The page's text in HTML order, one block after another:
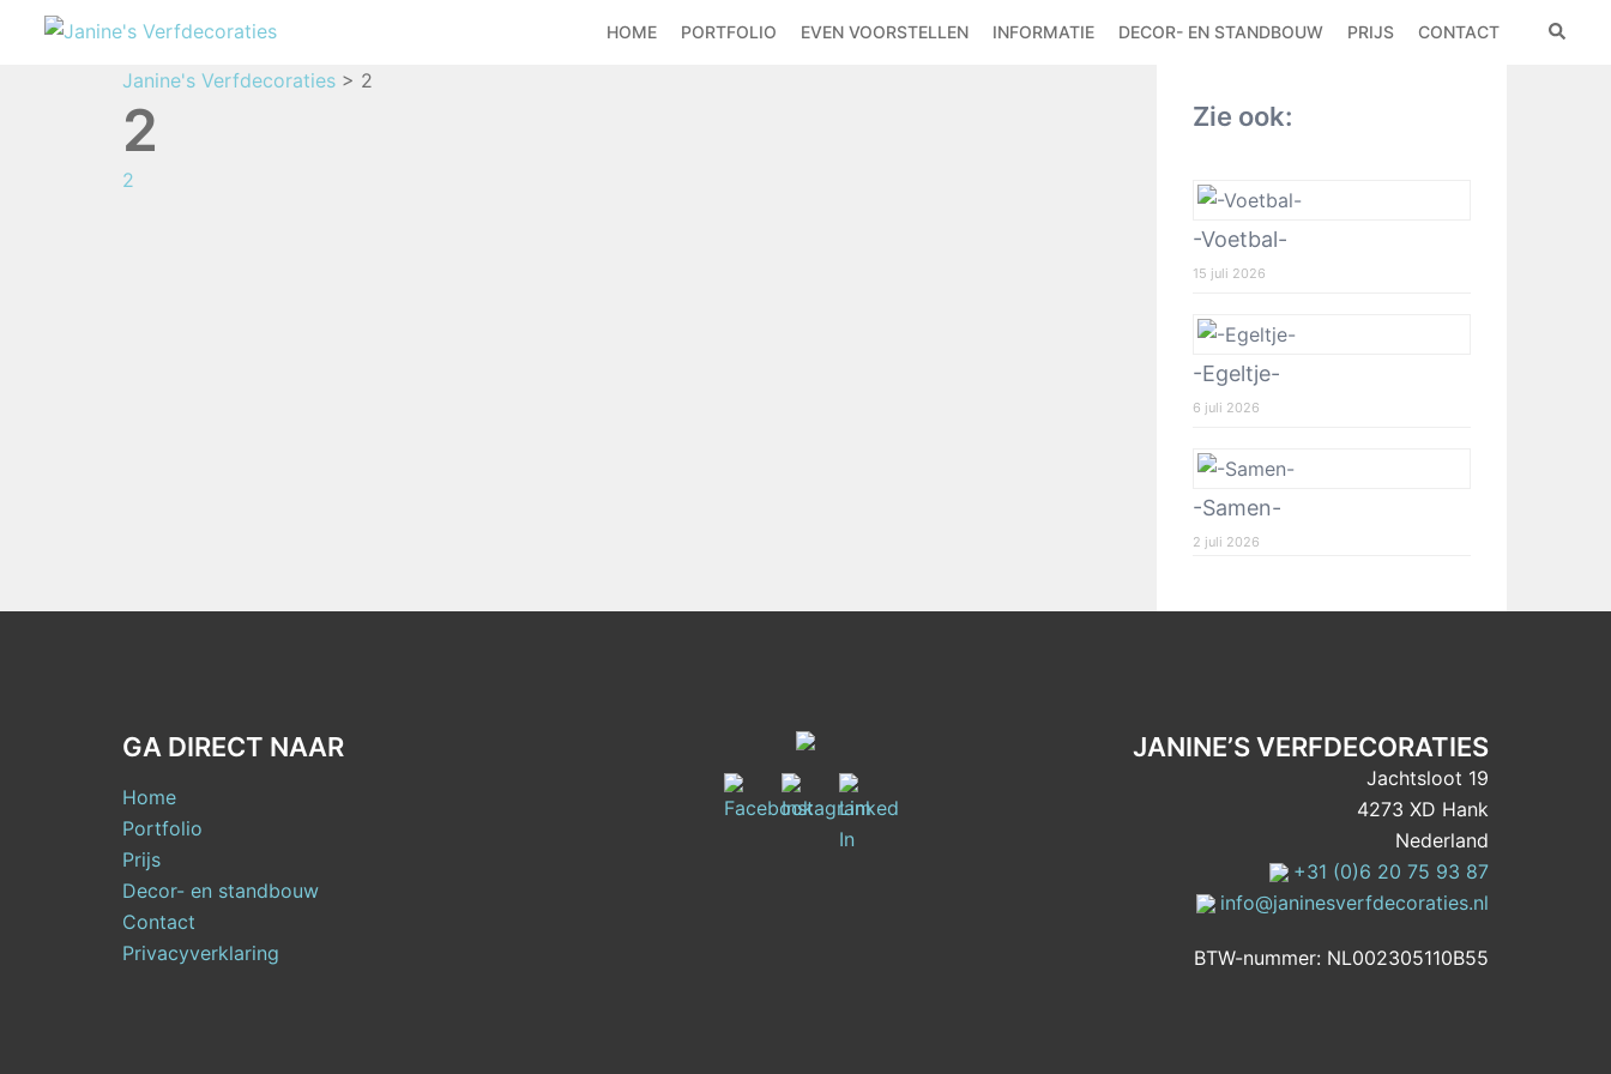
HOME PORTFOLIO EVEN VOORSTELLEN INFORMATIE DECOR- EN STANDBOUW PRIJS CONTACT
Janine's Verfdecoraties > 2
2
2
Zie ook:
-Voetbal-
15 juli 2026
-Egeltje-
6 juli 2026
-Samen-
2 juli 2026
GA DIRECT NAAR
Home
Portfolio
Prijs
Decor- en standbouw
Contact
Privacyverklaring
JANINE’S VERFDECORATIES
Jachtsloot 19
4273 XD Hank
Nederland
+31 (0)6 20 75 93 87
info@janinesverfdecoraties.nl
BTW-nummer: NL002305110B55